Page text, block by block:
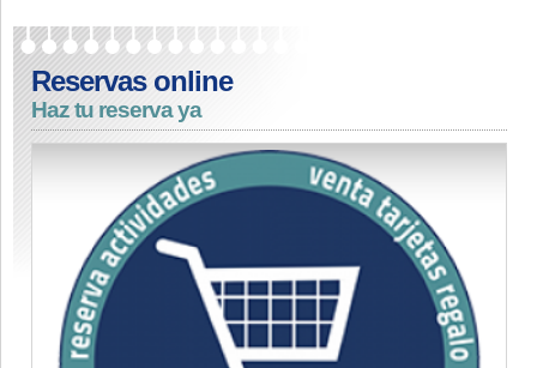
Reservas online
Haz tu reserva ya